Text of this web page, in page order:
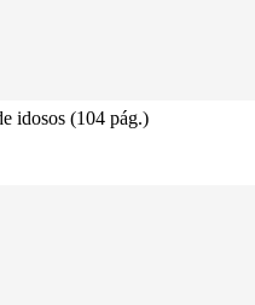
idosos (104 pág.)